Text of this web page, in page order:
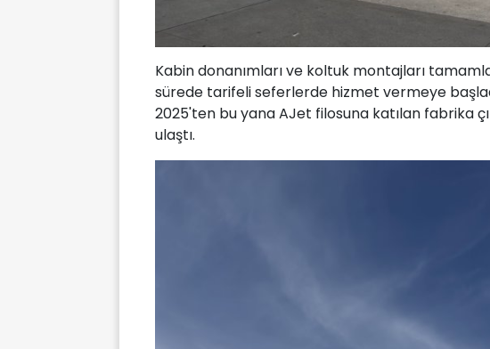
Kabin donanımları ve koltuk montajları
sürede tarifeli seferlerde hizmet vermeye
2025'ten bu yana AJet filosuna katılan fabrika
ulaştı.